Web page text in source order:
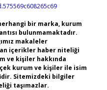
bir marka, kurum
bulunmamaktadır.
makaleler
içerikler haber niteliği
ve kişiler hakkında
kurum ve kişiler ile isim
Sitemizdeki bilgiler
taşımazlar.